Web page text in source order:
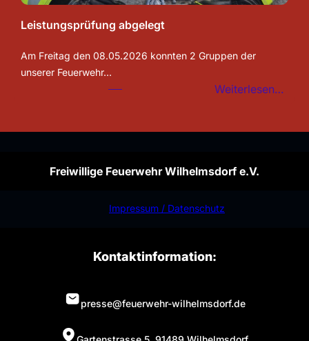
Leistungsprüfung abgelegt
Am Freitag den 08.05.2026 konnten 2 Gruppen der
unserer Feuerwehr…
Weiterlesen…:
Freiwillige Feuerwehr Wilhelmsdorf e.V.
Impressum / Datenschutz
Kontaktinformation:
presse@feuerwehr-wilhelmsdorf.de